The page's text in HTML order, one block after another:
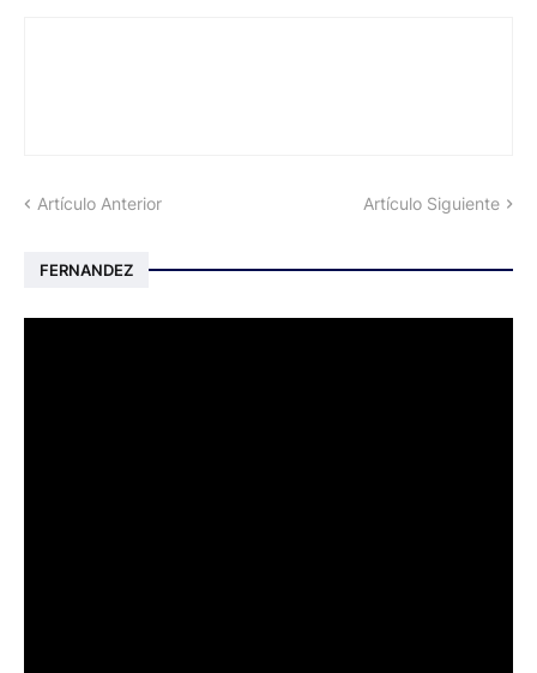
Artículo Anterior Artículo Siguiente
FERNANDEZ